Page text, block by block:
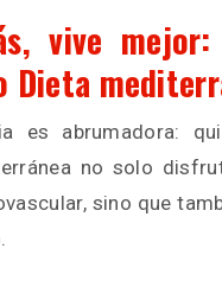
vive
Dieta
es abrumadora:
no solo
sino que